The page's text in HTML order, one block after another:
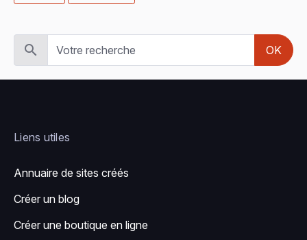
OK
Liens utiles
Annuaire de sites créés
Créer un blog
Créer une boutique en ligne